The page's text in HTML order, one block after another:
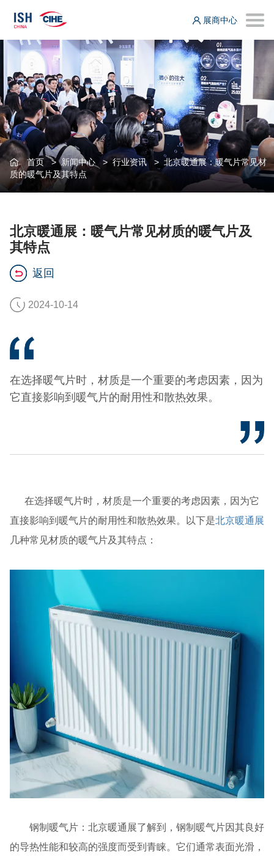
展商中心
首页>新闻中心>行业资讯> 北京暖通展：暖气片常见材
质的暖气片及其特点
北京暖通展：暖气片常见材质的暖气片及
其特点
返回
2024-10-14
在选择暖气片时，材质是一个重要的考虑因素，因为
它直接影响到暖气片的耐用性和散热效果。
在选择暖气片时，材质是一个重要的考虑因素，因为它
直接影响到暖气片的耐用性和散热效果。以下是北京暖通展
几种常见材质的暖气片及其特点：
钢制暖气片：北京暖通展了解到，钢制暖气片因其良好
的导热性能和较高的强度而受到青睐。它们通常表面光滑，